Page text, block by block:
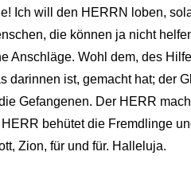
Ich will den HERRN loben,
die können ja nicht
Wohl dem, des
darinnen ist, gemacht hat; der
Gefangenen. Der HERR
behütet die Fremdlinge
Zion, für und für. Halleluja.